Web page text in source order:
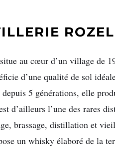
au cœur d’un village de
d’une qualité de sol
5 générations, elle
d’ailleurs l’une des rares
brassage, distillation et
un whisky élaboré de la